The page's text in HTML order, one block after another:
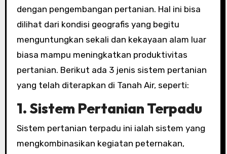
dengan pengembangan pertanian. Hal ini bisa
dilihat dari kondisi geografis yang begitu
menguntungkan sekali dan kekayaan alam luar
biasa mampu meningkatkan produktivitas
pertanian. Berikut ada 3 jenis sistem pertanian
yang telah diterapkan di Tanah Air, seperti:
1. Sistem Pertanian Terpadu
Sistem pertanian terpadu ini ialah sistem yang
mengkombinasikan kegiatan peternakan,